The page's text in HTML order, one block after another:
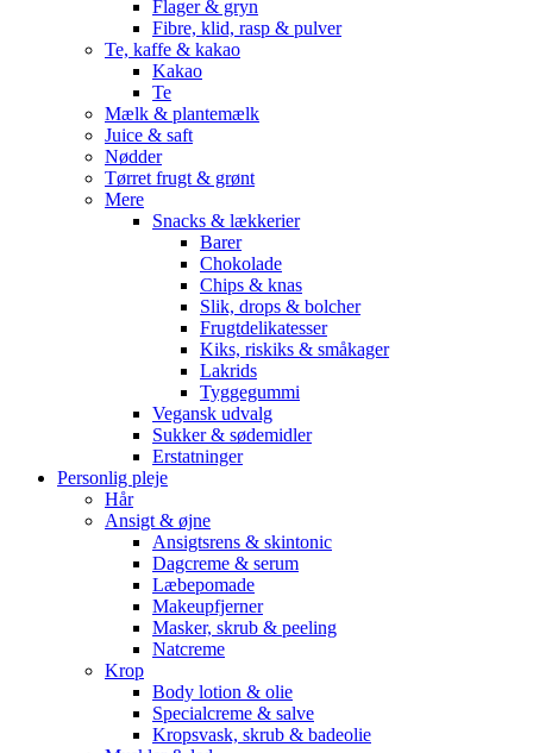
Flager & gryn
Fibre, klid, rasp & pulver
Te, kaffe & kakao
Kakao
Te
Mælk & plantemælk
Juice & saft
Nødder
Tørret frugt & grønt
Mere
Snacks & lækkerier
Barer
Chokolade
Chips & knas
Slik, drops & bolcher
Frugtdelikatesser
Kiks, riskiks & småkager
Lakrids
Tyggegummi
Vegansk udvalg
Sukker & sødemidler
Erstatninger
Personlig pleje
Hår
Ansigt & øjne
Ansigtsrens & skintonic
Dagcreme & serum
Læbepomade
Makeupfjerner
Masker, skrub & peeling
Natcreme
Krop
Body lotion & olie
Specialcreme & salve
Kropsvask, skrub & badeolie